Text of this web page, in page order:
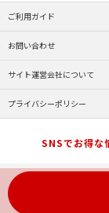
ご利用ガイド
お問い合わせ
サイト運営会社について
プライバシーポリシー
SNSでお得な